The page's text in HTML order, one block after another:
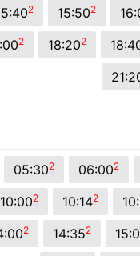
2 15:502
2 18:202
05:302 06:002
10:002 10:142
2 14:352